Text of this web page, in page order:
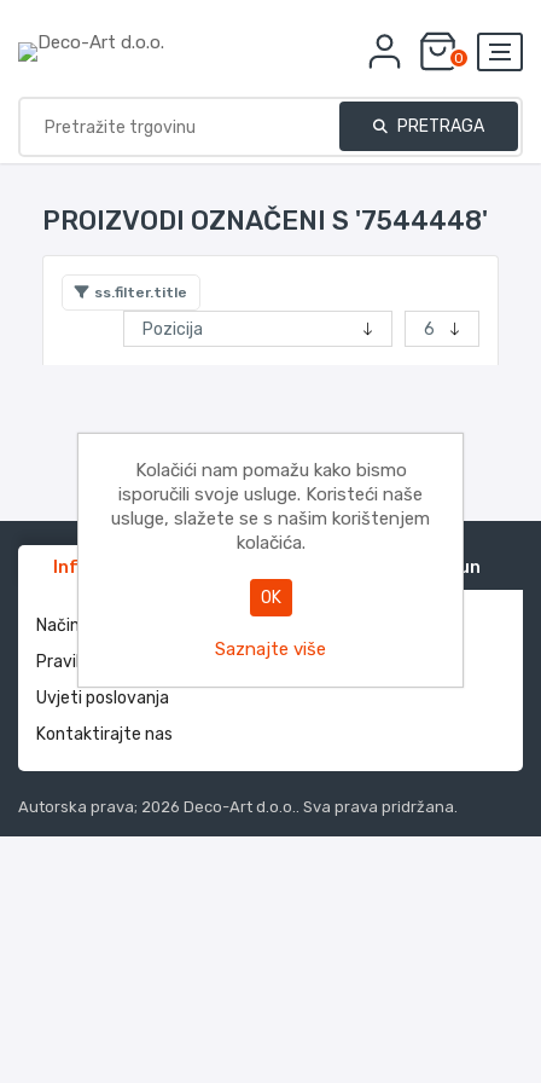
0
PRETRAGA
PROIZVODI OZNAČENI S '7544448'
ss.filter.title
Informacije Moj račun
Način dostave i povrati
Pravila privatnosti
Uvjeti poslovanja
Kontaktirajte nas
Autorska prava; 2026 Deco-Art d.o.o.. Sva prava pridržana.
Kolačići nam pomažu kako bismo
isporučili svoje usluge. Koristeći naše
usluge, slažete se s našim korištenjem
kolačića.
OK
Saznajte više